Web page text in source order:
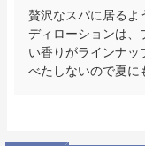
贅沢なスパに居るよ
ディローションは、
い香りがラインナッ
べたしないので夏に